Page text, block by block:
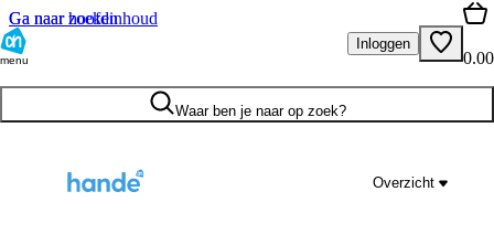
Ga naar hoofdinhoud
Ga naar zoeken
menu
Inloggen
0.00
Waar ben je naar op zoek?
Overzicht